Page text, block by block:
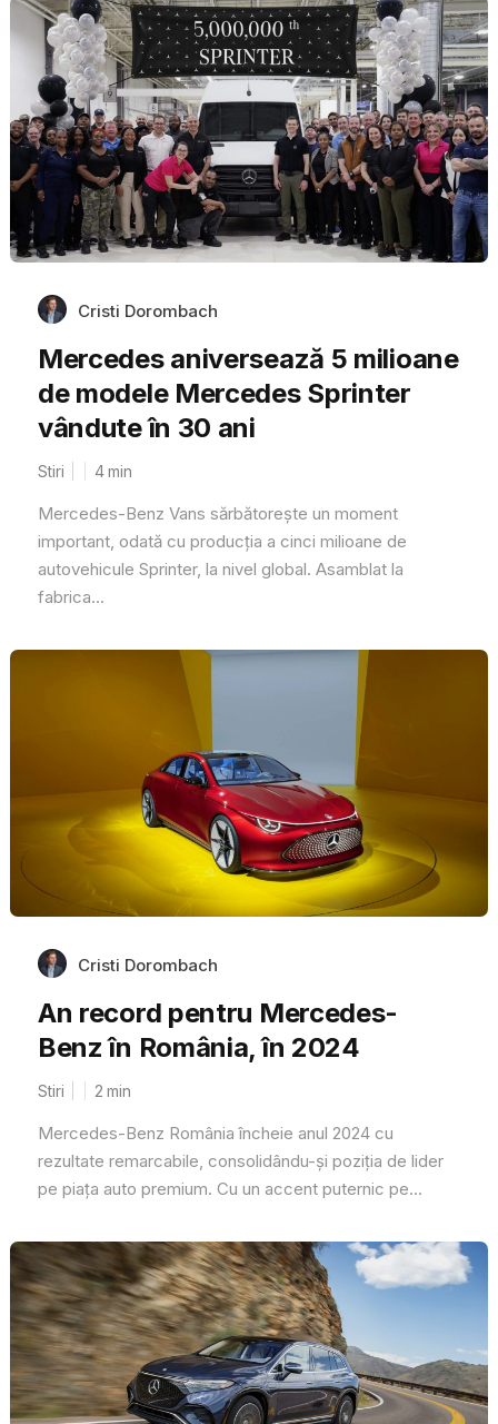
Cristi Dorombach
Mercedes aniversează 5 milioane
de modele Mercedes Sprinter
vândute în 30 ani
Stiri 4min
Mercedes-Benz Vans sărbătorește un moment
important, odată cu producția a cinci milioane de
autovehicule Sprinter, la nivel global. Asamblat la
fabrica...
Cristi Dorombach
An record pentru Mercedes-
Benz în România, în 2024
Stiri 2 min
Mercedes-Benz România încheie anul 2024 cu
rezultate remarcabile, consolidându-și poziția de lider
pe piața auto premium. Cu un accent puternic pe...